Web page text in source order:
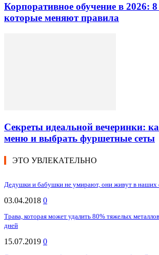
Корпоративное обучение в 2026:
которые меняют правила
Секреты идеальной вечеринки:
меню и выбрать фуршетные сеты
ЭТО УВЛЕКАТЕЛЬНО
Дедушки и бабушки не умирают, они живут в наших
03.04.2018 0
Трава, которая может удалить 80% тяжелых
дней
15.07.2019 0